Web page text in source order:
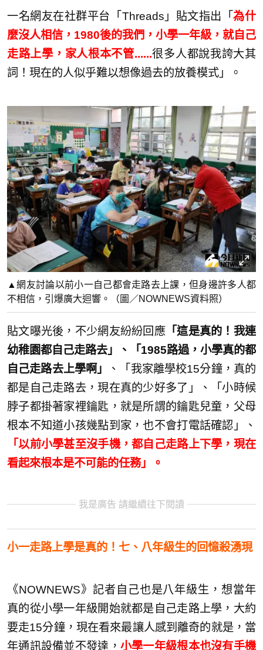
一名網友在社群平台「Threads」貼文指出「為什
麼沒人相信，1980後的我們，小學一年級，就自己
走路上學，家人根本不管......很多人都說我誇大其
詞！現在的人似乎難以想像過去的放養模式」。
▲網友討論以前小一自己都會走路去上課，但身邊許多人都
不相信，引爆廣大迴響。（圖／NOWNEWS資料照）
貼文曝光後，不少網友紛紛回應 「這是真的！我連
幼稚園都自己走路去」、「1985路過，小學真的都
自己走路去上學啊」
、「我家離學校15分鐘，真的
都是自己走路去，現在真的少好多了」、「小時候
脖子都掛著家裡鑰匙，就是所謂的鑰匙兒童，父母
根本不知道小孩幾點到家，也不會打電話確認」、
「以前小學甚至沒手機，都自己走路上下學，現在
看起來根本是不可能的任務」。
我是廣告 請繼續往下閱讀
小一走路上學是真的！七、八年級生的回憶殺湧現
《NOWNEWS》記者自己也是八年級生，想當年
真的從小學一年級開始就都是自己走路上學，大約
要走15分鐘，現在看來最讓人感到離奇的就是，當
年通訊設備並不發達， 小學一年級根本也沒有手機